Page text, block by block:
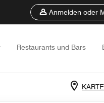
Anmelden oder
Restaurants und Bars
KARTE